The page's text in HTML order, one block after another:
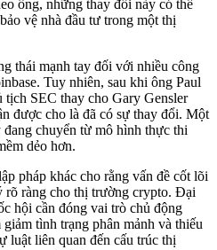
vệ nhà đầu tư trong một thị
thái mạnh tay đối với nhiều công
Tuy nhiên, sau khi ông Paul
SEC thay cho Gary Gensler
được cho là đã có sự thay đổi. Một
chuyển từ mô hình thực thi
dẻo hơn.
pháp khác cho rằng vấn đề cốt lõi
rõ ràng cho thị trường crypto. Đại
hội cần đóng vai trò chủ động
tình trạng phân mảnh và thiếu
luật liên quan đến cấu trúc thị